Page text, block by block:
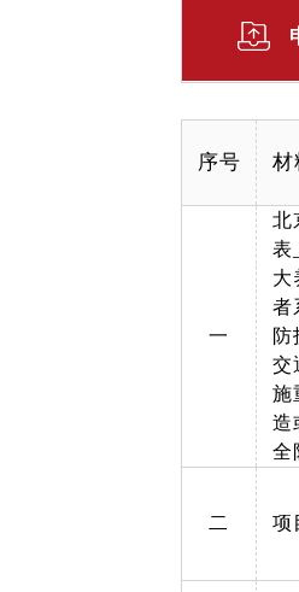
序号 材
一
北
表
大
者
防
交
施
造
全
二 项